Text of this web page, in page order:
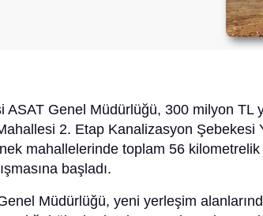
Genel Müdürlüğü, 300 milyon TL
2. Etap Kanalizasyon Şebekesi
mahallelerinde toplam 56 kilometrelik
başladı.
Müdürlüğü, yeni yerleşim